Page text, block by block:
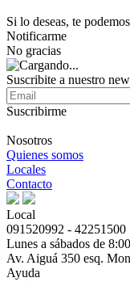
Si lo deseas, te
Notificarme
No gracias
Suscribite a nuestro
Suscribirme
Nosotros
Quienes somos
Locales
Contacto
Local
091520992 - 42251500
Lunes a sábados de
Av. Aiguá 350 esq.
Ayuda